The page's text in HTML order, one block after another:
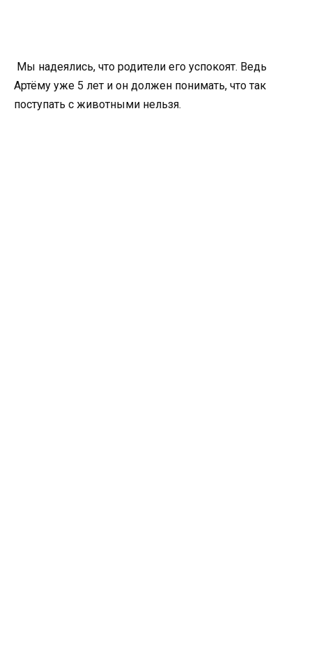
Мы надеялись, что родители его успокоят. Ведь
Артёму уже 5 лет и он должен понимать, что так
поступать с животными нельзя.